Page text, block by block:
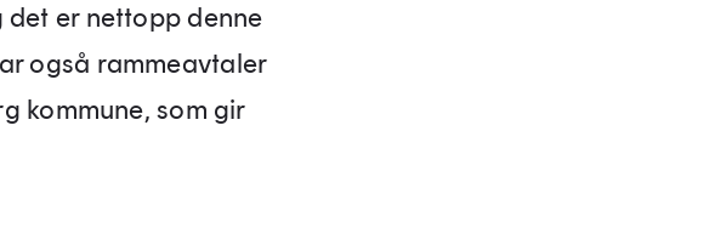
er nettopp denne
også rammeavtaler
kommune, som gir